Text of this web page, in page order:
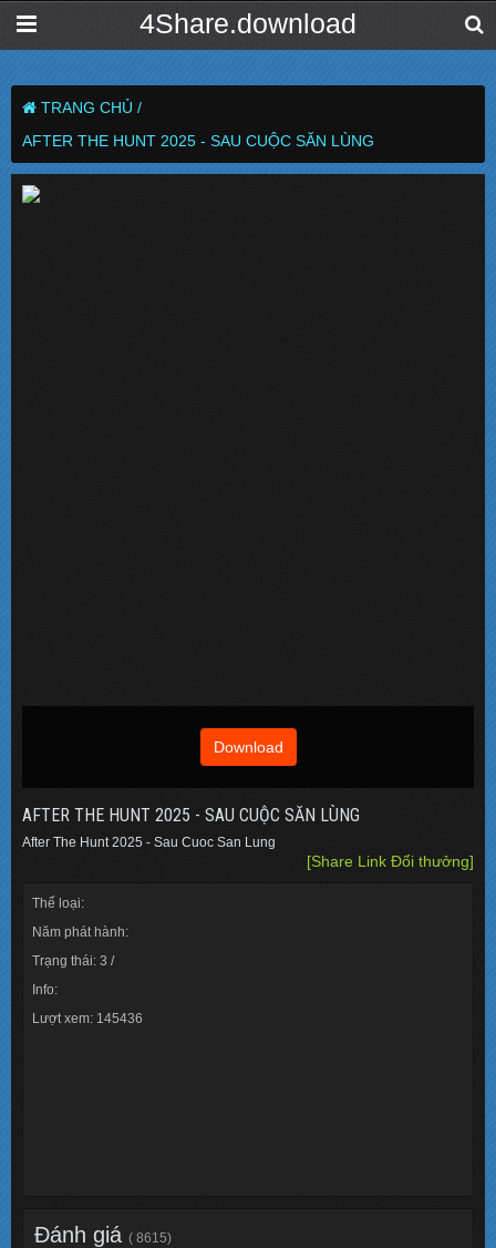
4Share.download
TRANG CHỦ /
AFTER THE HUNT 2025 - SAU CUỘC SĂN LÙNG
Download
AFTER THE HUNT 2025 - SAU CUỘC SĂN LÙNG
After The Hunt 2025 - Sau Cuoc San Lung
[Share Link Đổi thưởng]
Thể loại:
Năm phát hành:
Trạng thái: 3 /
Info:
Lượt xem: 145436
Đánh giá ( 8615)